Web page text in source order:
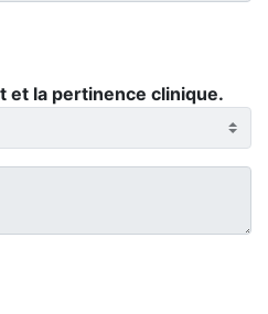
et la pertinence clinique.